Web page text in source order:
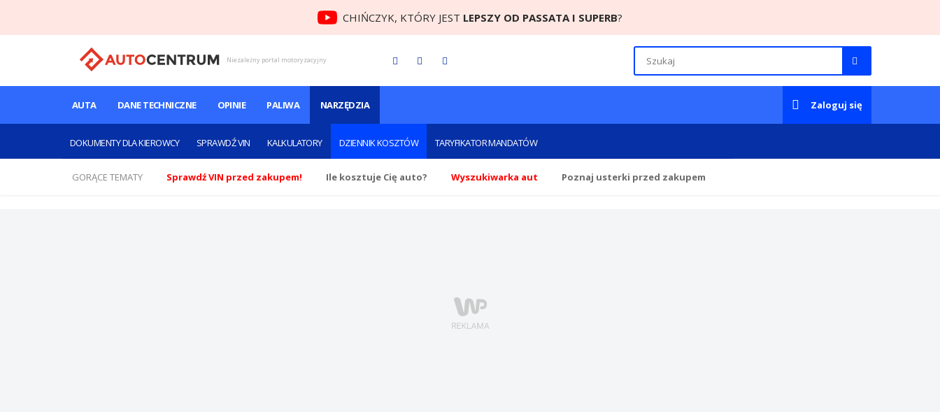
CHIŃCZYK, KTÓRY JEST LEPSZY OD PASSATA I SUPERB?
Niezależny portal motoryzacyjny
AUTA DANE TECHNICZNE OPINIE PALIWA NARZĘDZIA
DOKUMENTY DLA KIEROWCY SPRAWDŹ VIN KALKULATORY DZIENNIK KOSZTÓW TARYFIKATOR MANDATÓW
Zaloguj się
GORĄCE TEMATY Sprawdź VIN przed zakupem! Ile kosztuje Cię auto? Wyszukiwarka aut Poznaj usterki przed zakupem